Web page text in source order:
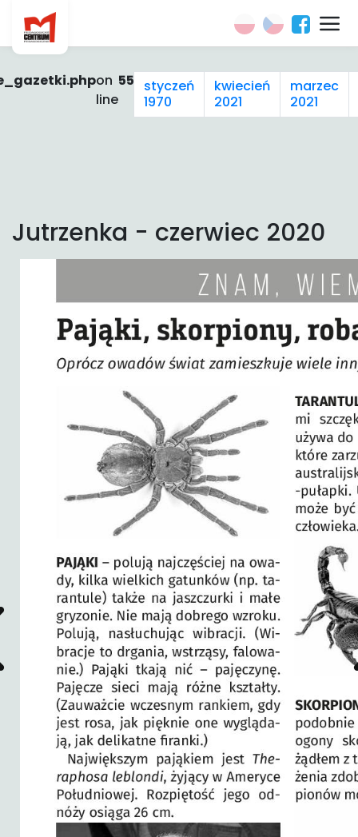
on
line
55
styczeń
1970
kwiecień
2021
marzec
2021
Jutrzenka - czerwiec 2020